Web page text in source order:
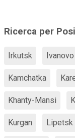
Ricerca per
Irkutsk Ivanovo
Kamchatka
Khanty-Mansi
Kurgan Lipetsk